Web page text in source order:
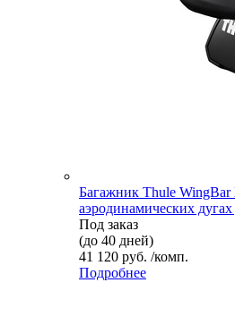
Багажник Thule WingBar
аэродинамических
Под заказ
(до 40 дней)
41 120 руб. /комп.
Подробнее